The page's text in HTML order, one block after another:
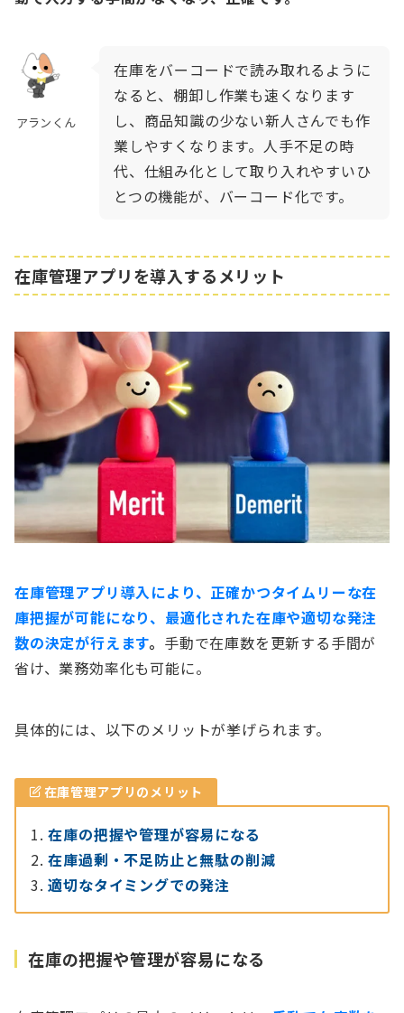
アランくん
在庫をバーコードで読み取れるように
なると、棚卸し作業も速くなります
し、商品知識の少ない新人さんでも作
業しやすくなります。人手不足の時
代、仕組み化として取り入れやすいひ
とつの機能が、バーコード化です。
在庫管理アプリを導入するメリット
在庫管理アプリ導入により、正確かつタイムリーな在
庫把握が可能になり、最適化された在庫や適切な発注
数の決定が行えます。 手動で在庫数を更新する手間が
省け、業務効率化も可能に。
具体的には、以下のメリットが挙げられます。
在庫管理アプリ のメリット
在庫の把握や管理が容易になる
在庫過剰・不足防止と無駄の削減
適切なタイミングでの発注
在庫の把握や管理が容易になる